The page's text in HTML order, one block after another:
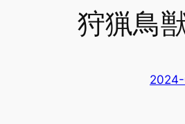
狩猟鳥